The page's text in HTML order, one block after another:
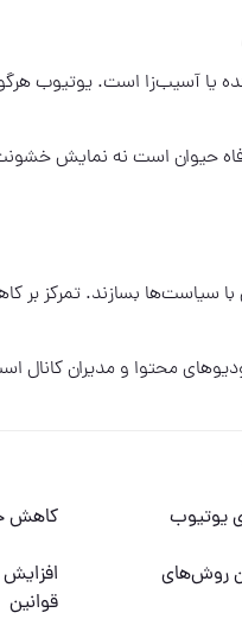
آسیب‌زا است. یوتیوب
حیوان است نه نمایش
سیاست‌ها بسازند. تمرکز بر
محتوا و مدیران کانال
یوتیوب کاهش
روش‌های
قوانین